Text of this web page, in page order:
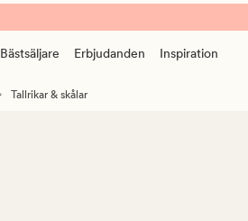
Bästsäljare Erbjudanden Inspiration
Tallrikar & skålar